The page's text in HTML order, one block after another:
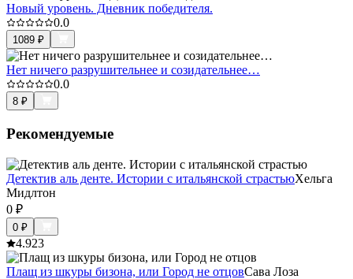
Новый уровень. Дневник победителя.
0.0
1089 ₽
Нет ничего разрушительнее и созидательнее…
0.0
8 ₽
Рекомендуемые
Детектив аль денте. Истории с итальянской страстьюХельга
Мидлтон
0 ₽
0 ₽
4.923
Плащ из шкуры бизона, или Город не отцовСава Лоза